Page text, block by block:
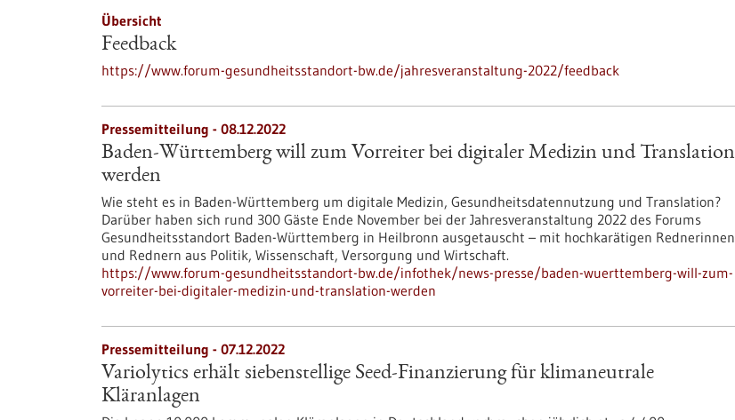
Übersicht
Feedback
https://www.forum-gesundheitsstandort-bw.de/jahresveranstaltung-2022/feedback
Pressemitteilung - 08.12.2022
Baden-Württemberg will zum Vorreiter bei digitaler Medizin und Translation
werden
Wie steht es in Baden-Württemberg um digitale Medizin, Gesundheitsdatennutzung und Translation?
Darüber haben sich rund 300 Gäste Ende November bei der Jahresveranstaltung 2022 des Forums
Gesundheitsstandort Baden-Württemberg in Heilbronn ausgetauscht – mit hochkarätigen Rednerinnen
und Rednern aus Politik, Wissenschaft, Versorgung und Wirtschaft.
https://www.forum-gesundheitsstandort-bw.de/infothek/news-presse/baden-wuerttemberg-will-zum-
vorreiter-bei-digitaler-medizin-und-translation-werden
Pressemitteilung - 07.12.2022
Variolytics erhält siebenstellige Seed-Finanzierung für klimaneutrale
Kläranlagen